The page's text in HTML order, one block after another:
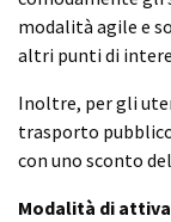
modalità agile e
altri punti di
Inoltre, per gli
trasporto
con uno sconto
Modalità di